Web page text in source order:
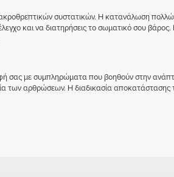
συστατικών. Η κατανάλωση
και να διατηρήσεις το σωματικό σου βάρος.
σας με συμπληρώματα που βοηθούν στην
των αρθρώσεων. Η διαδικασία αποκατάστασης